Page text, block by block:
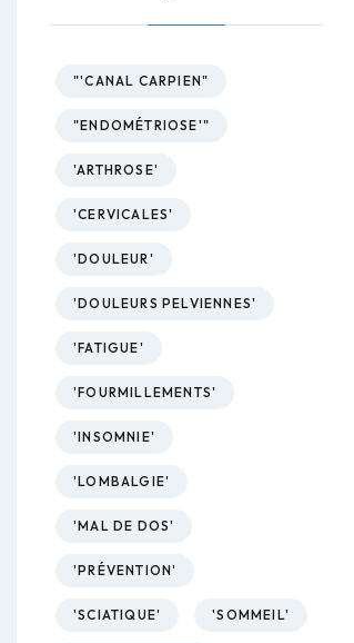
"'CANAL CARPIEN"
"ENDOMÉTRIOSE'"
'ARTHROSE'
'CERVICALES'
'DOULEUR'
'DOULEURS PELVIENNES'
'FATIGUE'
'FOURMILLEMENTS'
'INSOMNIE'
'LOMBALGIE'
'MAL DE DOS'
'PRÉVENTION'
'SCIATIQUE' 'SOMMEIL'